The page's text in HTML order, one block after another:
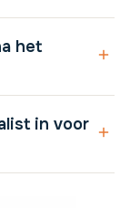
het
in voor